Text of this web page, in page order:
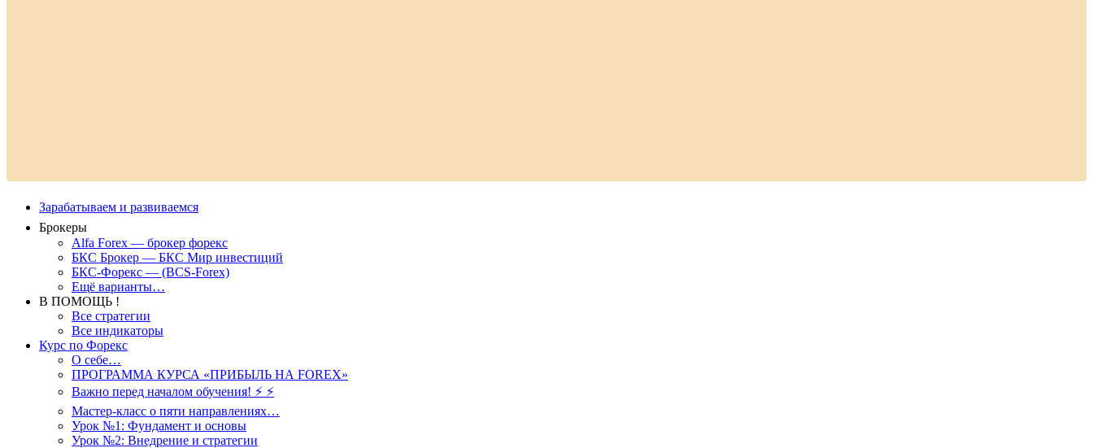
Зарабатываем и развиваемся
Брокеры
Alfa Forex — брокер форекс
БКС Брокер — БКС Мир инвестиций
БКС-Форекс — (BCS-Forex)
Ещё варианты…
В ПОМОЩЬ !
Все стратегии
Все индикаторы
Курс по Форекс
О себе…
ПРОГРАММА КУРСА «ПРИБЫЛЬ НА FOREX»
Важно перед началом обучения! ⚡ ⚡
Мастер-класс о пяти направлениях…
Урок №1: Фундамент и основы
Урок №2: Внедрение и стратегии